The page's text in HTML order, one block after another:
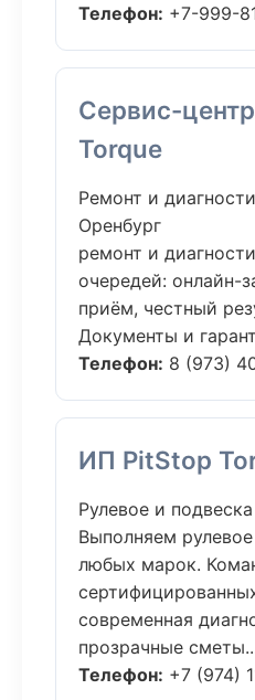
Телефон: +7-999-
Сервис-
Torque
Ремонт и
Оренбург
ремонт и
очередей: онлайн-
приём, честный
Документы и
Телефон: 8 (973)
ИП PitStop
Рулевое и
Выполняем
любых марок.
современная
прозрачные
Телефон: +7 (974)